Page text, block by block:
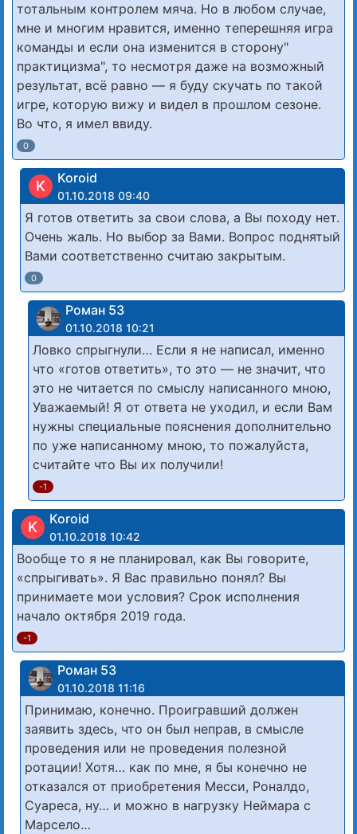
тотальным контролем мяча. Но в любом случае,
мне и многим нравится, именно теперешняя игра
команды и если она изменится в сторону"
практицизма", то несмотря даже на возможный
результат, всё равно — я буду скучать по такой
игре, которую вижу и видел в прошлом сезоне.
Во что, я имел ввиду.
0
K Koroid
01.10.2018 09:40
Я готов ответить за свои слова, а Вы походу нет.
Очень жаль. Но выбор за Вами. Вопрос поднятый
Вами соответственно считаю закрытым.
0
Роман 53
01.10.2018 10:21
Ловко спрыгнули… Если я не написал, именно
что «готов ответить», то это — не значит, что
это не читается по смыслу написанного мною,
Уважаемый! Я от ответа не уходил, и если Вам
нужны специальные пояснения дополнительно
по уже написанному мною, то пожалуйста,
считайте что Вы их получили!
-1
K Koroid
01.10.2018 10:42
Вообще то я не планировал, как Вы говорите,
«спрыгивать». Я Вас правильно понял? Вы
принимаете мои условия? Срок исполнения
начало октября 2019 года.
-1
Роман 53
01.10.2018 11:16
Принимаю, конечно. Проигравший должен
заявить здесь, что он был неправ, в смысле
проведения или не проведения полезной
ротации! Хотя… как по мне, я бы конечно не
отказался от приобретения Месси, Роналдо,
Суареса, ну… и можно в нагрузку Неймара с
Марсело…